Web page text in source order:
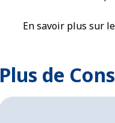
En savoir plus sur
Plus de